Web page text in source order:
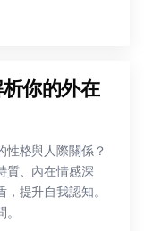
你的外在
性格與人際關係？
質、內在情感深
提升自我認知。